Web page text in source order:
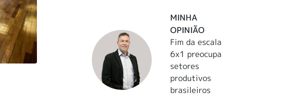
MINHA
OPINIÃO
Fim da escala
6x1 preocupa
setores
produtivos
brasileiros